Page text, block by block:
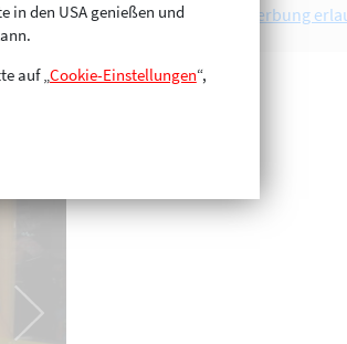
Werbung
in den USA genießen und
auf „Cookie-Einstellungen“,